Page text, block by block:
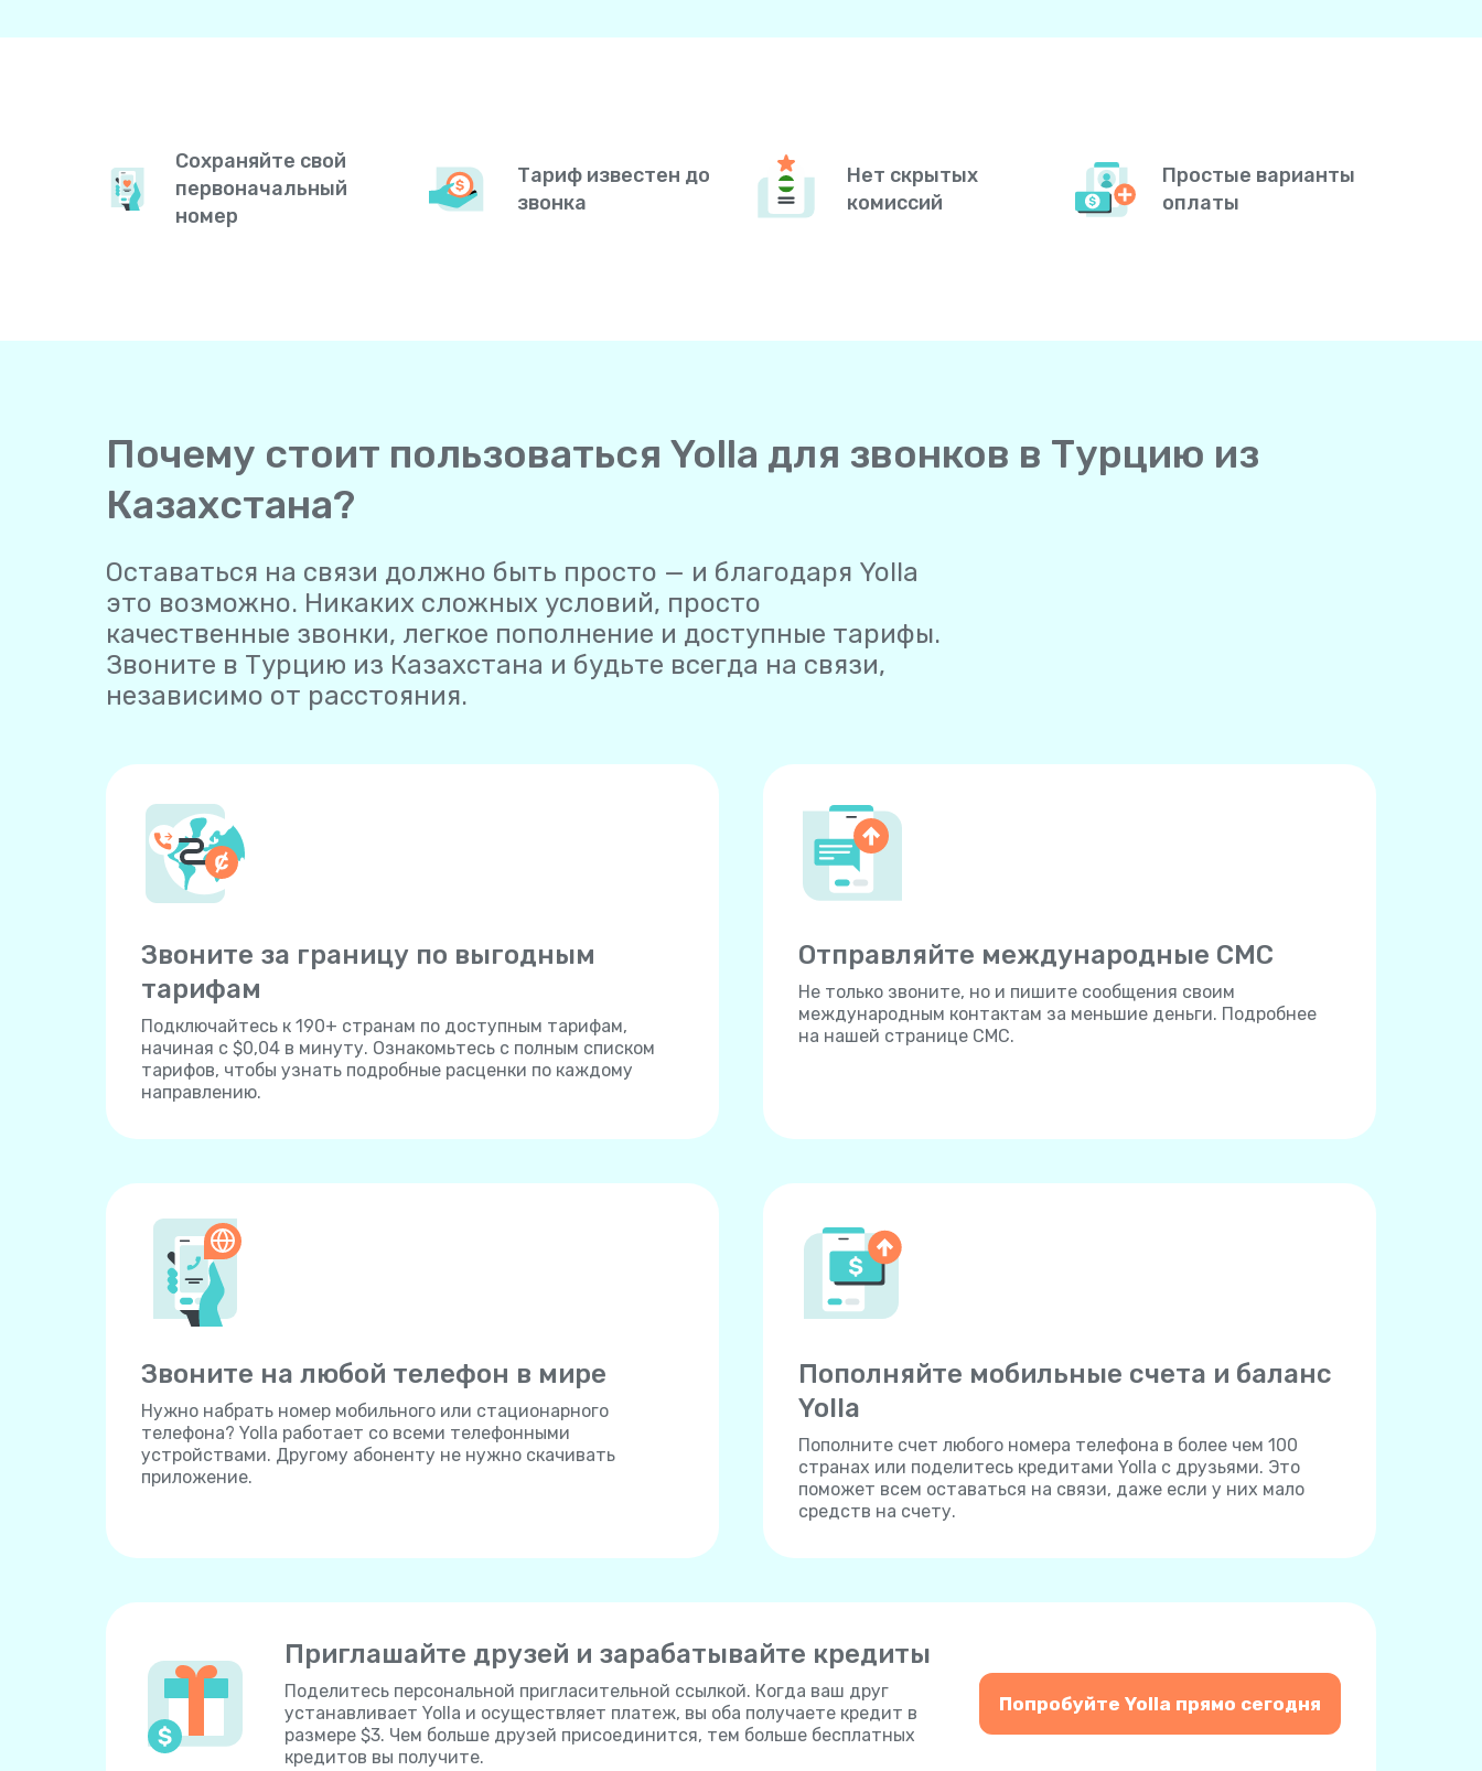
Сохраняйте свой
первоначальный
номер
Тариф известен до
звонка
Нет скрытых
комиссий
Простые варианты
оплаты
Почему стоит пользоваться Yolla для звонков в Турцию из
Казахстана?
Оставаться на связи должно быть просто — и благодаря Yolla
это возможно. Никаких сложных условий, просто
качественные звонки, легкое пополнение и доступные тарифы.
Звоните в Турцию из Казахстана и будьте всегда на связи,
независимо от расстояния.
Звоните за границу по выгодным
тарифам
Подключайтесь к 190+ странам по доступным тарифам,
начиная с $0,04 в минуту. Ознакомьтесь с полным списком
тарифов, чтобы узнать подробные расценки по каждому
направлению.
Отправляйте международные СМС
Не только звоните, но и пишите сообщения своим
международным контактам за меньшие деньги. Подробнее
на нашей странице СМС.
Звоните на любой телефон в мире
Нужно набрать номер мобильного или стационарного
телефона? Yolla работает со всеми телефонными
устройствами. Другому абоненту не нужно скачивать
приложение.
Пополняйте мобильные счета и баланс
Yolla
Пополните счет любого номера телефона в более чем 100
странах или поделитесь кредитами Yolla с друзьями. Это
поможет всем оставаться на связи, даже если у них мало
средств на счету.
Приглашайте друзей и зарабатывайте кредиты
Поделитесь персональной пригласительной ссылкой. Когда ваш друг
устанавливает Yolla и осуществляет платеж, вы оба получаете кредит в
размере $3. Чем больше друзей присоединится, тем больше бесплатных
кредитов вы получите.
Попробуйте Yolla прямо сегодня